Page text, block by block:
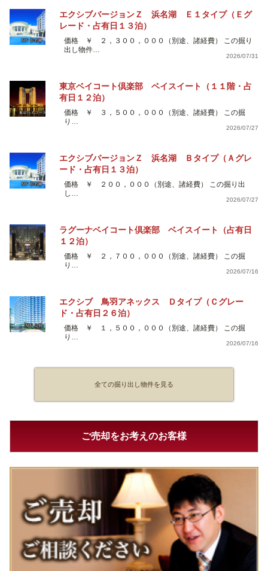
エクシブバージョンＺ 浜名湖 Ｅ１タイプ（Ｅグ
レード・占有日１３泊）
価格 ￥ ２，３００，０００（別途、諸経費） この掘り
出し物件…
2026/07/31
東京ベイコート倶楽部 ベイスイート（１１階・占
有日１２泊）
価格 ￥ ３，５００，０００（別途、諸経費） この掘
り…
2026/07/27
エクシブバージョンＺ 浜名湖 Ｂタイプ（Ａグレ
ード・占有日１３泊）
価格 ￥ ２００，０００（別途、諸経費） この掘り出
し…
2026/07/27
ラグーナベイコート倶楽部 ベイスイート（占有日
１２泊）
価格 ￥ ２，７００，０００（別途、諸経費） この掘
り…
2026/07/16
エクシブ 鳥羽アネックス Ｄタイプ（Ｃグレー
ド・占有日２６泊）
価格 ￥ １，５００，０００（別途、諸経費） この掘
り…
2026/07/16
全ての掘り出し物件を見る
ご売却をお考えのお客様